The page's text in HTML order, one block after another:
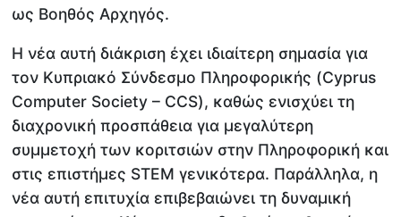
ως Βοηθός Αρχηγός.
Η νέα αυτή διάκριση έχει ιδιαίτερη σημασία για
τον Κυπριακό Σύνδεσμο Πληροφορικής (Cyprus
Computer Society – CCS), καθώς ενισχύει τη
διαχρονική προσπάθεια για μεγαλύτερη
συμμετοχή των κοριτσιών στην Πληροφορική και
στις επιστήμες STEM γενικότερα. Παράλληλα, η
νέα αυτή επιτυχία επιβεβαιώνει τη δυναμική